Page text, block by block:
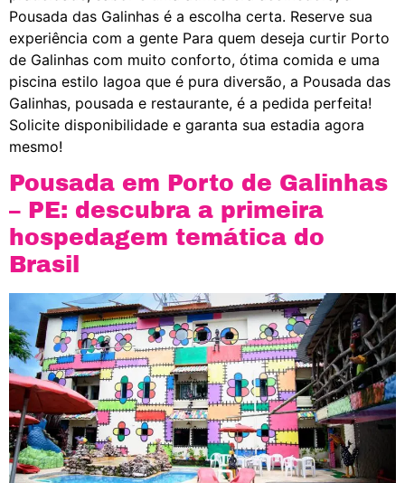
Pousada das Galinhas é a escolha certa. Reserve sua
experiência com a gente Para quem deseja curtir Porto
de Galinhas com muito conforto, ótima comida e uma
piscina estilo lagoa que é pura diversão, a Pousada das
Galinhas, pousada e restaurante, é a pedida perfeita!
Solicite disponibilidade e garanta sua estadia agora
mesmo!
Pousada em Porto de Galinhas
– PE: descubra a primeira
hospedagem temática do
Brasil